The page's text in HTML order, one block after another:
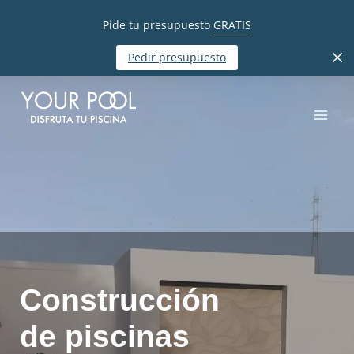
Pide tu presupuesto GRATIS
Pedir presupuesto
Construcción
de piscinas